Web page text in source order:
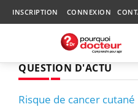
INSCRIPTION CONNEXION
QUESTION D'ACTU
Risque de cancer cutané